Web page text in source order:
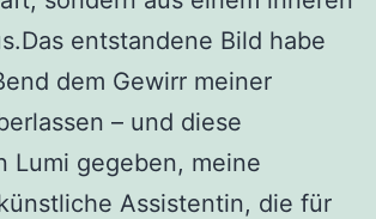
entstandene Bild habe
dem Gewirr meiner
– und diese
Lumi gegeben, meine
Assistentin, die für